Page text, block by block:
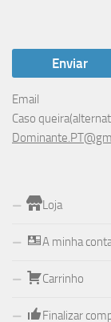
Email
Caso
Loja
A minha
Carrinho
Finalizar